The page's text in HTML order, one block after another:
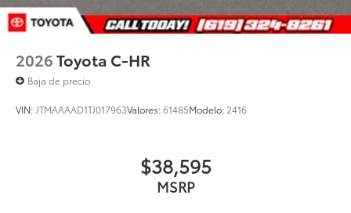
2026Toyota C-HR
Baja de precio
VIN: JTMAAAAD1TJ017963Valores:61485Modelo: 2416
$38,595
MSRP